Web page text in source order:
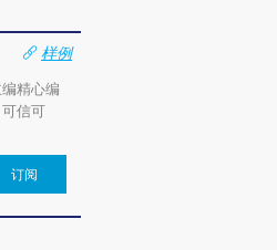
样例
精心编
信可
订阅